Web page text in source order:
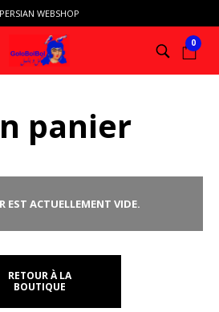
PERSIAN WEBSHOP
0
panier
EST ACTUELLEMENT VIDE.
RETOUR À LA
BOUTIQUE